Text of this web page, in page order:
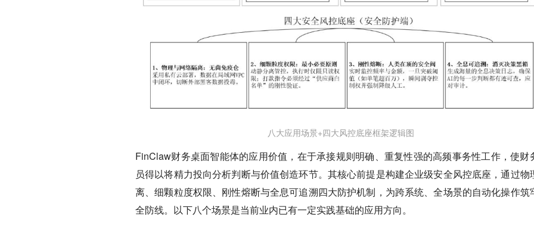
八大应用场景+四大风控底座框架逻辑图
FinClaw财务桌面智能体的应用价值，在于承接规则明确、重复性强的高频事务性工作，使财
员得以将精力投向分析判断与价值创造环节。其核心前提是构建企业级安全风控底座，通过物
离、细颗粒度权限、刚性熔断与全息可追溯四大防护机制，为跨系统、全场景的自动化操作筑
全防线。以下八个场景是当前业内已有一定实践基础的应用方向。